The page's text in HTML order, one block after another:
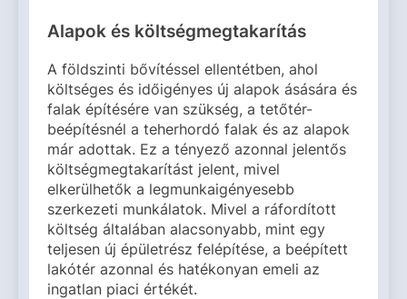
Alapok és költségmegtakarítás
A földszinti bővítéssel ellentétben, ahol
költséges és időigényes új alapok ásására és
falak építésére van szükség, a tetőtér-
beépítésnél a teherhordó falak és az alapok
már adottak. Ez a tényező azonnal jelentős
költségmegtakarítást jelent, mivel
elkerülhetők a legmunkaigényesebb
szerkezeti munkálatok. Mivel a ráfordított
költség általában alacsonyabb, mint egy
teljesen új épületrész felépítése, a beépített
lakótér azonnal és hatékonyan emeli az
ingatlan piaci értékét.